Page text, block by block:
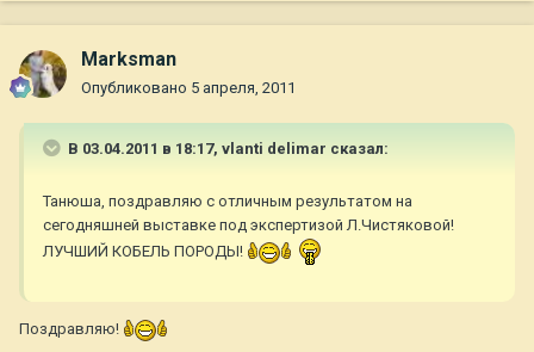
Marksman
Опубликовано 5 апреля, 2011
В 03.04.2011 в 18:17, vlanti delimar сказал:
Танюша, поздравляю с отличным результатом на
сегодняшней выставке под экспертизой Л.Чистяковой!
ЛУЧШИЙ КОБЕЛЬ ПОРОДЫ!
Поздравляю!